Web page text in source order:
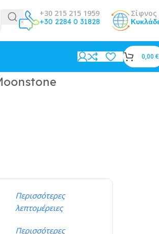
+30 215 215 1959
+30 2284 0 31828
Σίφνος
0,00 €
Περισσότερες
λεπτομέρειες
Περισσότερες